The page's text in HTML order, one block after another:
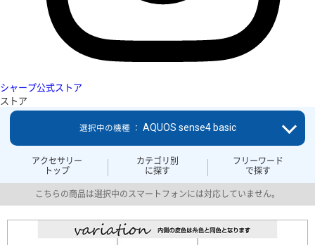
シャープ公式ストア
ストア
アクセサリー
トップ
カテゴリ別
に探す
フリーワード
で探す
選択中の機種 ： AQUOS sense4 basic
こちらの商品は選択中のスマートフォンには対応していません。